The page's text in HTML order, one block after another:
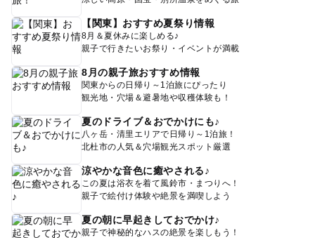
【関東】おすすめ夏祭り情報
8月＆夏休みに楽しめる♪
親子で行きたいお祭り・イベントが満載
8月の親子旅おすすめ情報
関東からの日帰り～1泊旅にぴったり
観光地・穴場＆避暑地や収穫体験も！
夏のドライブ＆おでかけにも♪
八ヶ岳・清里エリアで日帰り～1泊旅！
北杜市の人気＆穴場観光スポット厳選
涼やかな音色に癒やされる♪
この夏は浴衣を着て風鈴市・まつりへ！
親子で絵付け体験や絶景を満喫しよう
夏の朝に早起きしておでかけ♪
親子で神秘的なハスの絶景を楽しもう！